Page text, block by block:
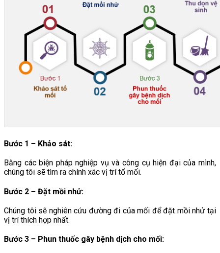
Bước 1 – Khảo sát:
Bằng các biện pháp nghiệp vụ và công cụ hiện đại của mình,
chúng tôi sẽ tìm ra chính xác vị trí tổ mối.
Bước 2 – Đặt mồi nhử:
Chúng tôi sẽ nghiên cứu đường đi của mối để đặt mồi nhử tại
vị trí thích hợp nhất.
Bước 3 – Phun thuốc gây bệnh dịch cho mối: